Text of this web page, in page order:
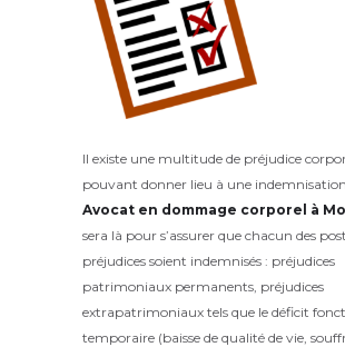
Il existe une multitude de préjudice
pouvant donner lieu à une
Avocat en dommage corporel à
sera là pour s’assurer que chacun des
préjudices soient indemnisés : préjudices
patrimoniaux permanents, préjudices
extrapatrimoniaux tels que le déficit
temporaire (baisse de qualité de vie,